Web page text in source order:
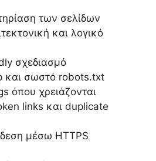
των σελίδων
και λογικό
σχεδιασμό
και σωστό robots.txt
όπου χρειάζονται
links και duplicate
μέσω HTTPS